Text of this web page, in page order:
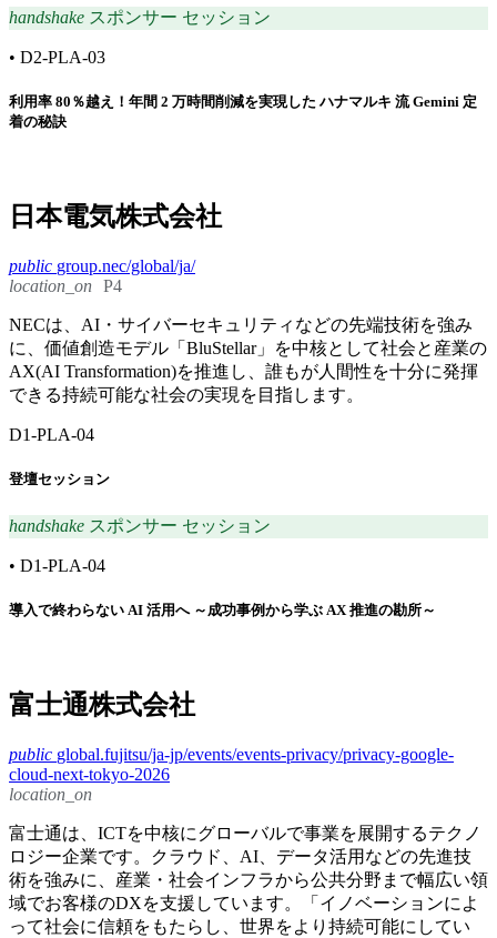
handshake スポンサー セッション
• D2-PLA-03
利用率 80％越え！年間 2 万時間削減を実現した ハナマルキ 流 Gemini 定
着の秘訣
日本電気株式会社
public group.nec/global/ja/
location_on P4
NECは、AI・サイバーセキュリティなどの先端技術を強み
に、価値創造モデル「BluStellar」を中核として社会と産業の
AX(AI Transformation)を推進し、誰もが人間性を十分に発揮
できる持続可能な社会の実現を目指します。
D1-PLA-04
登壇セッション
handshake スポンサー セッション
• D1-PLA-04
導入で終わらない AI 活用へ ～成功事例から学ぶ AX 推進の勘所～
富士通株式会社
public global.fujitsu/ja-jp/events/events-privacy/privacy-google-
cloud-next-tokyo-2026
location_on
富士通は、ICTを中核にグローバルで事業を展開するテクノ
ロジー企業です。クラウド、AI、データ活用などの先進技
術を強みに、産業・社会インフラから公共分野まで幅広い領
域でお客様のDXを支援しています。「イノベーションによ
って社会に信頼をもたらし、世界をより持続可能にしてい